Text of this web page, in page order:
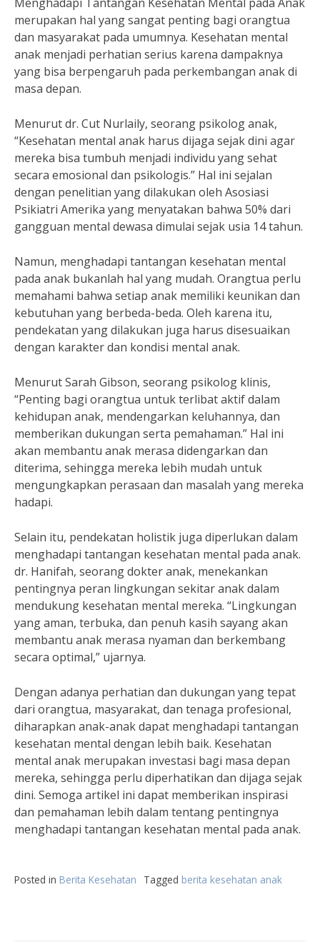
merupakan hal yang sangat penting bagi orangtua
dan masyarakat pada umumnya. Kesehatan mental
anak menjadi perhatian serius karena dampaknya
yang bisa berpengaruh pada perkembangan anak di
masa depan.
Menurut dr. Cut Nurlaily, seorang psikolog anak,
“Kesehatan mental anak harus dijaga sejak dini agar
mereka bisa tumbuh menjadi individu yang sehat
secara emosional dan psikologis.” Hal ini sejalan
dengan penelitian yang dilakukan oleh Asosiasi
Psikiatri Amerika yang menyatakan bahwa 50% dari
gangguan mental dewasa dimulai sejak usia 14 tahun.
Namun, menghadapi tantangan kesehatan mental
pada anak bukanlah hal yang mudah. Orangtua perlu
memahami bahwa setiap anak memiliki keunikan dan
kebutuhan yang berbeda-beda. Oleh karena itu,
pendekatan yang dilakukan juga harus disesuaikan
dengan karakter dan kondisi mental anak.
Menurut Sarah Gibson, seorang psikolog klinis,
“Penting bagi orangtua untuk terlibat aktif dalam
kehidupan anak, mendengarkan keluhannya, dan
memberikan dukungan serta pemahaman.” Hal ini
akan membantu anak merasa didengarkan dan
diterima, sehingga mereka lebih mudah untuk
mengungkapkan perasaan dan masalah yang mereka
hadapi.
Selain itu, pendekatan holistik juga diperlukan dalam
menghadapi tantangan kesehatan mental pada anak.
dr. Hanifah, seorang dokter anak, menekankan
pentingnya peran lingkungan sekitar anak dalam
mendukung kesehatan mental mereka. “Lingkungan
yang aman, terbuka, dan penuh kasih sayang akan
membantu anak merasa nyaman dan berkembang
secara optimal,” ujarnya.
Dengan adanya perhatian dan dukungan yang tepat
dari orangtua, masyarakat, dan tenaga profesional,
diharapkan anak-anak dapat menghadapi tantangan
kesehatan mental dengan lebih baik. Kesehatan
mental anak merupakan investasi bagi masa depan
mereka, sehingga perlu diperhatikan dan dijaga sejak
dini. Semoga artikel ini dapat memberikan inspirasi
dan pemahaman lebih dalam tentang pentingnya
menghadapi tantangan kesehatan mental pada anak.
Posted in Berita Kesehatan Tagged berita kesehatan anak